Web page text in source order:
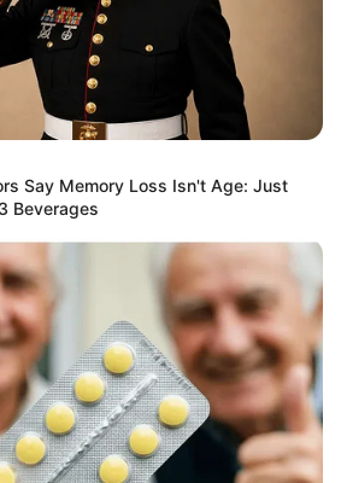
Say Memory Loss Isn't Age: Just
Beverages